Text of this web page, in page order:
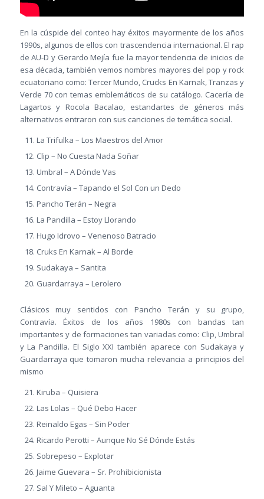
En la cúspide del conteo hay éxitos mayormente de los años
1990s, algunos de ellos con trascendencia internacional. El rap
de AU-D y Gerardo Mejía fue la mayor tendencia de inicios de
esa década, también vemos nombres mayores del pop y rock
ecuatoriano como: Tercer Mundo, Crucks En Karnak, Tranzas y
Verde 70 con temas emblemáticos de su catálogo. Cacería de
Lagartos y Rocola Bacalao, estandartes de géneros más
alternativos entraron con sus canciones de temática social.
La Trifulka – Los Maestros del Amor
Clip – No Cuesta Nada Soñar
Umbral – A Dónde Vas
Contravía – Tapando el Sol Con un Dedo
Pancho Terán – Negra
La Pandilla – Estoy Llorando
Hugo Idrovo – Venenoso Batracio
Cruks En Karnak – Al Borde
Sudakaya – Santita
Guardarraya – Lerolero
Clásicos muy sentidos con Pancho Terán y su grupo,
Contravía. Éxitos de los años 1980s con bandas tan
importantes y de formaciones tan variadas como: Clip, Umbral
y La Pandilla. El Siglo XXI también aparece con Sudakaya y
Guardarraya que tomaron mucha relevancia a principios del
mismo
Kiruba – Quisiera
Las Lolas – Qué Debo Hacer
Reinaldo Egas – Sin Poder
Ricardo Perotti – Aunque No Sé Dónde Estás
Sobrepeso – Explotar
Jaime Guevara – Sr. Prohibicionista
Sal Y Mileto – Aguanta